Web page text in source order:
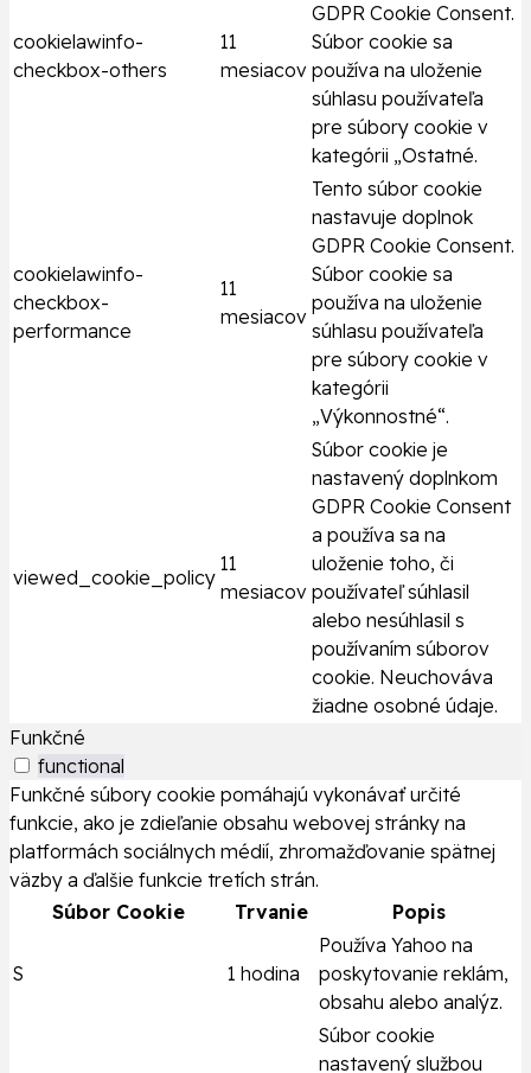
cookielawinfo-
checkbox-others
11
mesiacov
GDPR Cookie Consent.
Súbor cookie sa
používa na uloženie
súhlasu používateľa
pre súbory cookie v
kategórii „Ostatné.
cookielawinfo-
checkbox-
performance
11
mesiacov
Tento súbor cookie
nastavuje doplnok
GDPR Cookie Consent.
Súbor cookie sa
používa na uloženie
súhlasu používateľa
pre súbory cookie v
kategórii
„Výkonnostné“.
viewed_cookie_policy
11
mesiacov
Súbor cookie je
nastavený doplnkom
GDPR Cookie Consent
a používa sa na
uloženie toho, či
používateľ súhlasil
alebo nesúhlasil s
používaním súborov
cookie. Neuchováva
žiadne osobné údaje.
Funkčné
functional
Funkčné súbory cookie pomáhajú vykonávať určité
funkcie, ako je zdieľanie obsahu webovej stránky na
platformách sociálnych médií, zhromažďovanie spätnej
väzby a ďalšie funkcie tretích strán.
Súbor Cookie
Trvanie Popis
S 1 hodina
Používa Yahoo na
poskytovanie reklám,
obsahu alebo analýz.
Súbor cookie
nastavený službou